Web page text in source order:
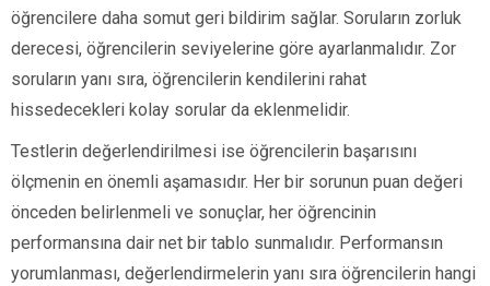
öğrencilere daha somut geri bildirim sağlar. Soruların zorluk
derecesi, öğrencilerin seviyelerine göre ayarlanmalıdır. Zor
soruların yanı sıra, öğrencilerin kendilerini rahat
hissedecekleri kolay sorular da eklenmelidir.
Testlerin değerlendirilmesi ise öğrencilerin başarısını
ölçmenin en önemli aşamasıdır. Her bir sorunun puan değeri
önceden belirlenmeli ve sonuçlar, her öğrencinin
performansına dair net bir tablo sunmalıdır. Performansın
yorumlanması, değerlendirmelerin yanı sıra öğrencilerin hangi